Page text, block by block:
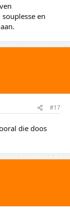
en
#17
die doos